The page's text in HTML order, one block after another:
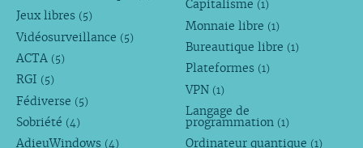
Jeux libres (5)
Vidéosurveillance (5)
ACTA (5)
RGI (5)
Fédiverse (5)
Sobriété (4)
AdieuWindows (4)
Capitalisme (1)
Monnaie libre (1)
Bureautique libre (1)
Plateformes (1)
VPN (1)
Langage de
programmation (1)
Ordinateur quantique (1)